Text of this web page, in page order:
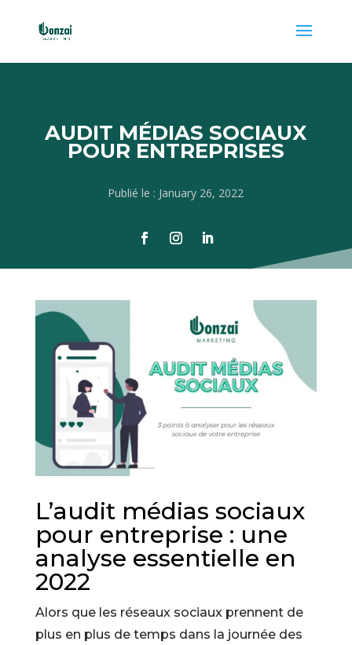
AUDIT MÉDIAS SOCIAUX
POUR ENTREPRISES
Publié le : January 26, 2022
L’audit médias sociaux
pour entreprise : une
analyse essentielle en
2022
Alors que les réseaux sociaux prennent de
plus en plus de temps dans la journée des